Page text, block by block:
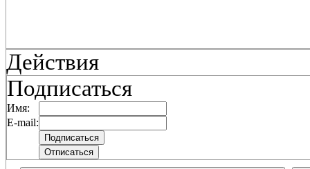
Действия
Подписаться
Имя:
E-mail: